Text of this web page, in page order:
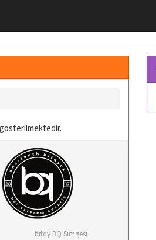
bitqy BQ Simgesi